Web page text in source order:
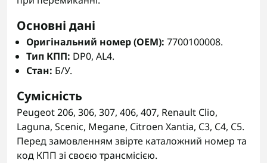
Основні дані
Оригінальний номер (OEM): 7700100008.
Тип КПП: DP0, AL4.
Стан: Б/У.
Сумісність
Peugeot 206, 306, 307, 406, 407, Renault Clio,
Laguna, Scenic, Megane, Citroen Xantia, C3, C4, C5.
Перед замовленням звірте каталожний номер та
код КПП зі своєю трансмісією.